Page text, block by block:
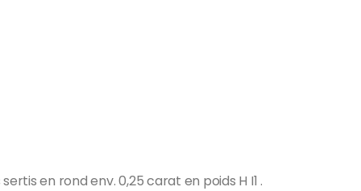
en rond env. 0,25 carat en poids H I1 .